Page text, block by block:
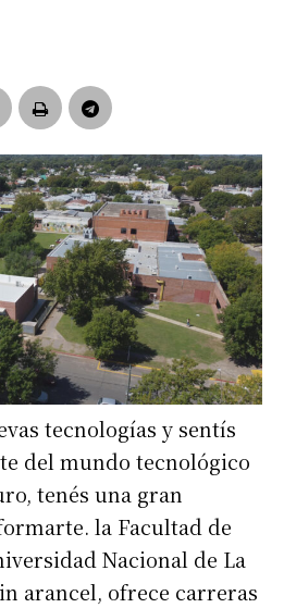
tecnologías y sentís
del mundo tecnológico
tenés una gran
la Facultad de
Nacional de La
arancel, ofrece carreras